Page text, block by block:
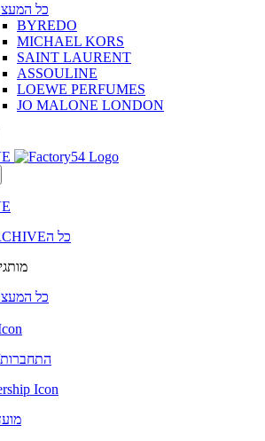
כל
BYREDO
MICHAEL KORS
SAINT LAURENT
ASSOULINE
LOEWE PERFUMES
JO MALONE LONDON
ARCHIVEכל ה
כל